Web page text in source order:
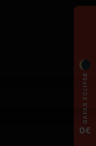
🌘
GAFAS ECLIPSE
0€